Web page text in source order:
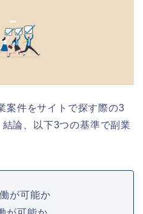
案件をサイトで探す際の3
論、以下3つの基準で副業
が可能か